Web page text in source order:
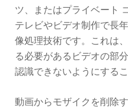
ツ、またはプライベート
テレビやビデオ制作で長
像処理技術です。これは
る必要があるビデオの部
認識できないようにする
動画からモザイクを削除